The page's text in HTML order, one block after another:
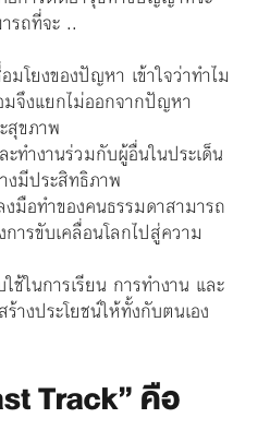
รถที่จะ ..
มโยงของปัญหา เข้าใจว่าทำไม
จึงแยกไม่ออกจากปัญหา
สุขภาพ
ทำงานร่วมกับผู้อื่นในประเด็น
งมีประสิทธิภาพ
มือทำของคนธรรมดาสามารถ
ารขับเคลื่อนโลกไปสู่ความ
ช้ในการเรียน การทำงาน และ
างประโยชน์ให้ทั้งกับตนเอง
Track” คือ